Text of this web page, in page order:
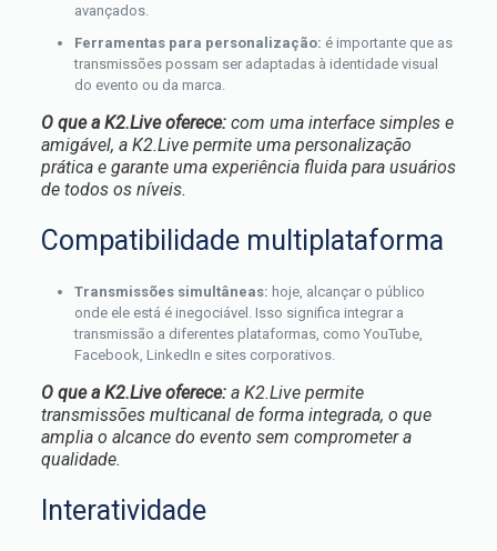
avançados.
Ferramentas para personalização: é importante que as
transmissões possam ser adaptadas à identidade visual
do evento ou da marca.
O que a K2.Live oferece:com uma interface simples e
amigável, a K2.Live permite uma personalização
prática e garante uma experiência fluida para usuários
de todos os níveis.
Compatibilidade multiplataforma
Transmissões simultâneas: hoje, alcançar o público
onde ele está é inegociável. Isso significa integrar a
transmissão a diferentes plataformas, como YouTube,
Facebook, LinkedIn e sites corporativos.
O que a K2.Live oferece:a K2.Live permite
transmissões multicanal de forma integrada, o que
amplia o alcance do evento sem comprometer a
qualidade.
Interatividade